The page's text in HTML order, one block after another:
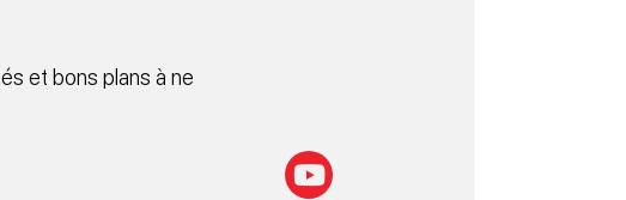
et bons plans à ne